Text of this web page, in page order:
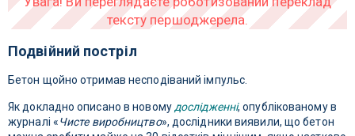
Подвійний постріл
Бетон щойно отримав несподіваний імпульс.
Як докладно описано в новомудослідженні, опублікованому в
журналі «Чисте виробництво», дослідники виявили, що бетон